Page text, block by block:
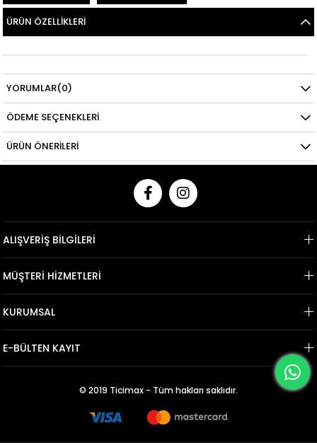
ÜRÜN ÖZELLIKLERI
YORUMLAR(0)
ÖDEME SEÇENEKLERI
ÜRÜN ÖNERILERI
ALIŞVERİŞ BİLGİLERİ
MÜŞTERİ HİZMETLERİ
KURUMSAL
E-BÜLTEN KAYIT
© 2019 Ticimax - Tüm hakları saklıdır.